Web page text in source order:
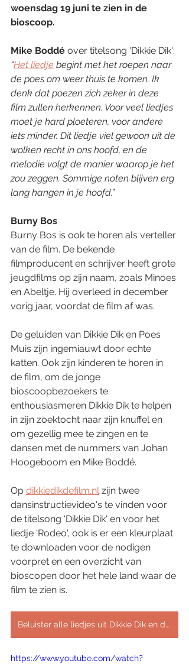
woensdag 19 juni te zien in de
bioscoop.
Mike Boddé over titelsong 'Dikkie Dik':
“Het liedje begint met het roepen naar
de poes om weer thuis te komen. Ik
denk dat poezen zich zeker in deze
film zullen herkennen. Voor veel liedjes
moet je hard ploeteren, voor andere
iets minder. Dit liedje viel gewoon uit de
wolken recht in ons hoofd, en de
melodie volgt de manier waarop je het
zou zeggen. Sommige noten blijven erg
lang hangen in je hoofd.”
Burny Bos
Burny Bos is ook te horen als verteller
van de film. De bekende
filmproducent en schrijver heeft grote
jeugdfilms op zijn naam, zoals Minoes
en Abeltje. Hij overleed in december
vorig jaar, voordat de film af was.
De geluiden van Dikkie Dik en Poes
Muis zijn ingemiauwt door echte
katten. Ook zijn kinderen te horen in
de film, om de jonge
bioscoopbezoekers te
enthousiasmeren Dikkie Dik te helpen
in zijn zoektocht naar zijn knuffel en
om gezellig mee te zingen en te
dansen met de nummers van Johan
Hoogeboom en Mike Boddé.
Op dikkiedikdefilm.nl zijn twee
dansinstructievideo's te vinden voor
de titelsong 'Dikkie Dik' en voor het
liedje 'Rodeo', ook is er een kleurplaat
te downloaden voor de nodigen
voorpret en een overzicht van
bioscopen door het hele land waar de
film te zien is.
Beluister alle liedjes uit Dikkie Dik en de Verdwenen Knuffel
https://www.youtube.com/watch?